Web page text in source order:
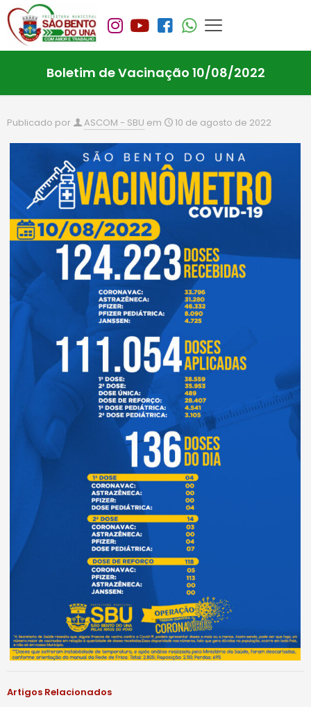
Boletim de Vacinação 10/08/2022
Publicado por ASCOM - SBU em 10 de agosto de 2022
Artigos Relacionados